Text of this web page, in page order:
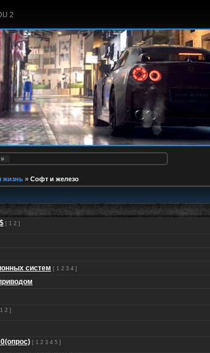
2
»
жизнь » Софт и железо
[ 1 2 ]
систем [ 1 2 3 4 ]
1 2 ]
[ 1 2 3 4 5 ]